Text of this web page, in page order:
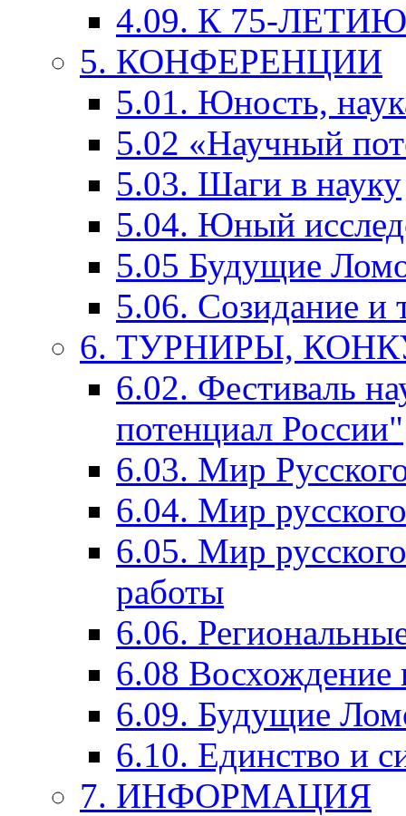
4.09. К 75-
5. КОНФЕРЕНЦИИ
5.01. Юность,
5.02 «Научный
5.03. Шаги в науку
5.04. Юный
5.05 Будущие
5.06. Созидание и
6. ТУРНИРЫ,
6.02. Фестиваль
потенциал России"
6.03. Мир
6.04. Мир
6.05. Мир
работы
6.06.
6.08 Восхождение
6.09. Будущие
6.10. Единство и
7. ИНФОРМАЦИЯ